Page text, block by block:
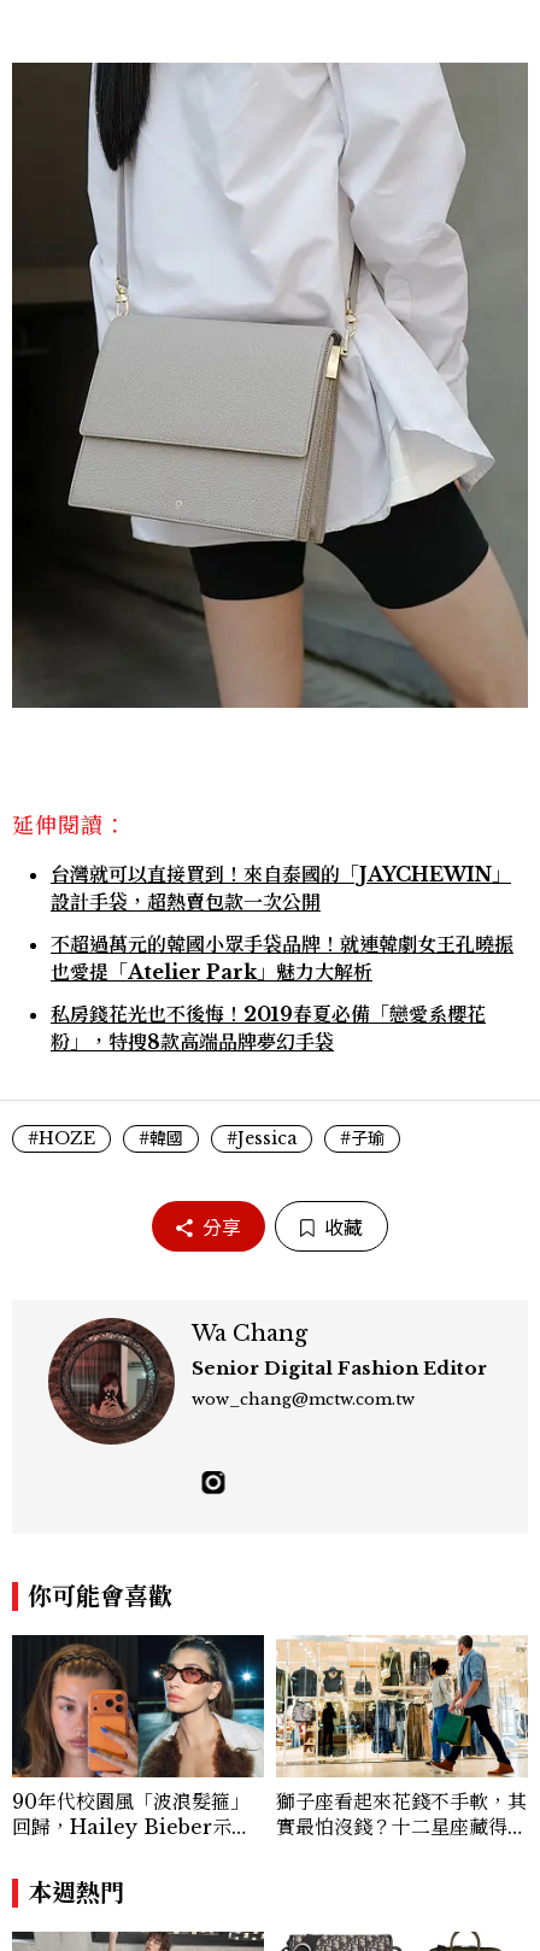
延伸閱讀：
台灣就可以直接買到！來自泰國的「JAYCHEWIN」
設計手袋，超熱賣包款一次公開
不超過萬元的韓國小眾手袋品牌！就連韓劇女王孔曉振
也愛提「Atelier Park」魅力大解析
私房錢花光也不後悔！2019春夏必備「戀愛系櫻花
粉」，特搜8款高端品牌夢幻手袋
#HOZE #韓國 #Jessica #子瑜
分享 收藏
Wa Chang
Senior Digital Fashion Editor
wow_chang@mctw.com.tw
你可能會喜歡
90年代校園風「波浪髮箍」
回歸，Hailey Bieber示範
u髮箍未開賣先爆紅！
獅子座看起來花錢不手軟，其
實最怕沒錢？十二星座藏得最
本週熱門